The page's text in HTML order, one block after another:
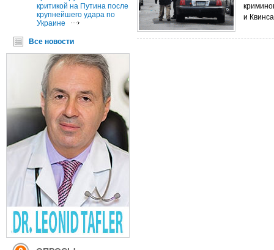
критикой на Путина после
крупнейшего удара по
Украине
Все новости
и